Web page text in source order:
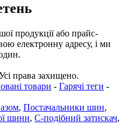
продукції або прайс-
електронну адресу, і ми
права захищено.
товари - Гарячі теги -
, Постачальники шин,
шини, С-подібний затискач,